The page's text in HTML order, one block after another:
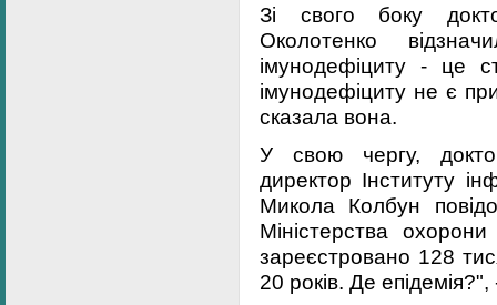
Зі свого боку
Околотенко
імунодефіциту - це
імунодефіциту не є
сказала вона.
У свою чергу,
директор Інституту
Микола Колбун
Міністерства
зареєстровано 128
20 років. Де епідемія?",